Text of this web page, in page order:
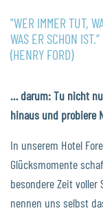
"WER IMMER TUT,
WAS ER SCHON IST.“
(HENRY FORD)
… darum: Tu nicht
hinaus und probiere
In unserem Hotel
Glücksmomente
besondere Zeit voller
nennen uns selbst